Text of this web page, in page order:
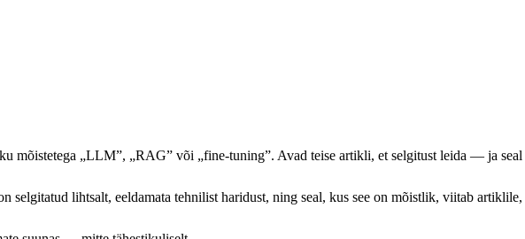
mõistetega „LLM”, „RAG” või „fine-tuning”. Avad teise artikli, et selgitust leida — ja seal
selgitatud lihtsalt, eeldamata tehnilist haridust, ning seal, kus see on mõistlik, viitab